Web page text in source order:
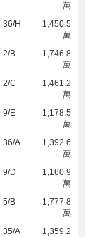
萬
36/H
1,450.5
萬
2/B
1,746.8
萬
2/C
1,461.2
萬
9/E
1,178.5
萬
36/A
1,392.6
萬
9/D
1,160.9
萬
5/B
1,777.8
萬
35/A
1,359.2